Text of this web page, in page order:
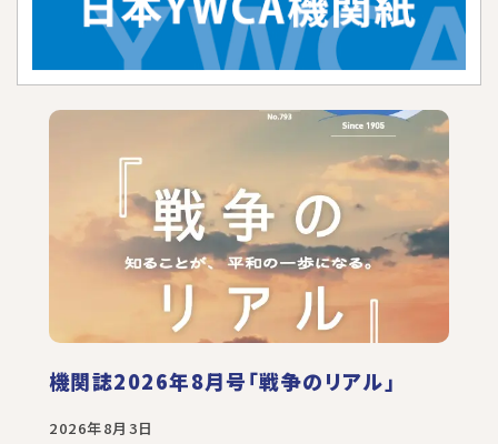
機関誌2026年8月号「戦争のリアル」
2026年8月3日